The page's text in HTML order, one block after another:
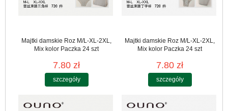
Majtki damskie Roz M/L-XL-2XL,
Mix kolor Paczka 24 szt
7.80 zł
szczegóły
Majtki damskie Roz M/L-XL-2XL,
Mix kolor Paczka 24 szt
7.80 zł
szczegóły